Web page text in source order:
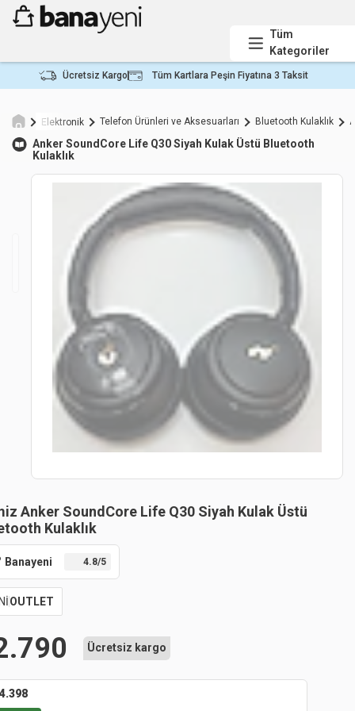
Tüm
Kategoriler
Ücretsiz Kargo Tüm Kartlara Peşin Fiyatına 3 Taksit
Elektronik Telefon Ürünleri ve Aksesuarları Bluetooth Kulaklık
Anker SoundCore Life Q30 Siyah Kulak Üstü Bluetooth
Kulaklık
Anker SoundCore Life Q30 Siyah Kulak Üstü
Kulaklık
Banayeni 4.8/5
OUTLET
Ücretsiz kargo
4.398